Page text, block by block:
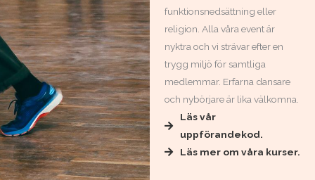
funktionsnedsättning eller
religion. Alla våra event är
nyktra och vi strävar efter en
trygg miljö för samtliga
medlemmar. Erfarna dansare
och nybörjare är lika välkomna.
Läs vår
uppförandekod.
Läs mer om våra kurser.